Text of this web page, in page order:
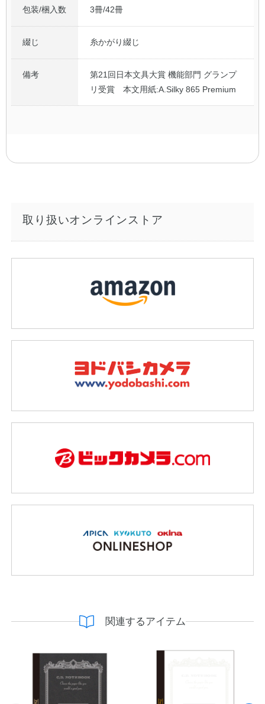
包装/梱入数 3冊/42冊
綴じ 糸かがり綴じ
備考
第21回日本文具大賞 機能部門 グランプ
リ受賞 本文用紙:A.Silky 865 Premium
取り扱いオンラインストア
関連するアイテム